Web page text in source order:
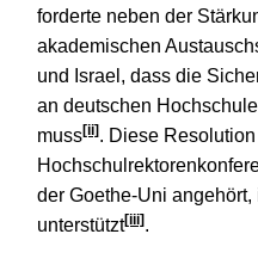
forderte neben der
akademischen
und Israel, dass die
an deutschen
muss[ii]. Diese
der Goethe-Uni
unterstützt[iii].